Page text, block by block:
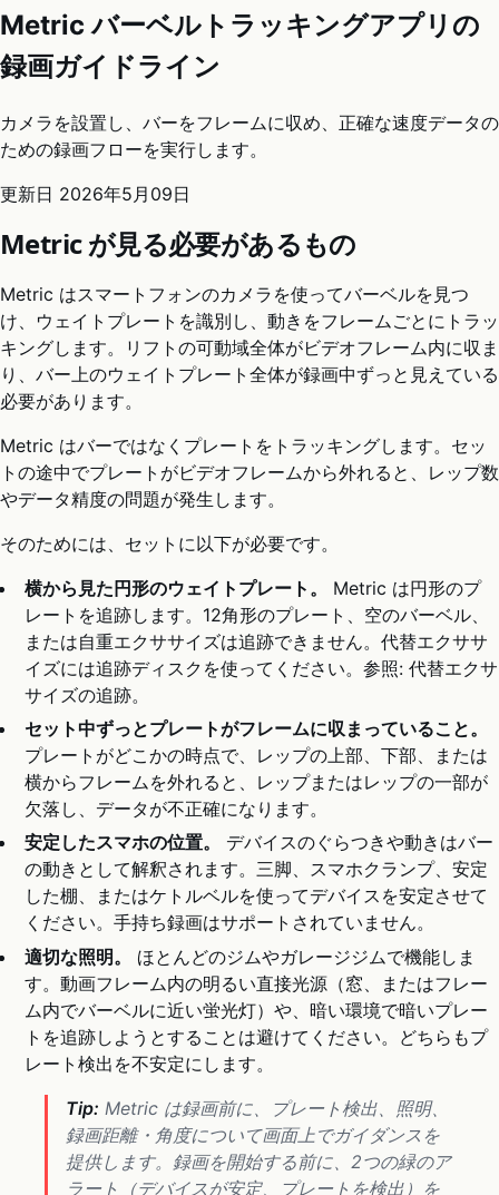
Metric バーベルトラッキングアプリの
録画ガイドライン
カメラを設置し、バーをフレームに収め、正確な速度データの
ための録画フローを実行します。
更新日 2026年5月09日
Metric が見る必要があるもの
Metric はスマートフォンのカメラを使ってバーベルを見つ
け、ウェイトプレートを識別し、動きをフレームごとにトラッ
キングします。リフトの可動域全体がビデオフレーム内に収ま
り、バー上のウェイトプレート全体が録画中ずっと見えている
必要があります。
Metric はバーではなくプレートをトラッキングします。セッ
トの途中でプレートがビデオフレームから外れると、レップ数
やデータ精度の問題が発生します。
そのためには、セットに以下が必要です。
横から見た円形のウェイトプレート。
Metric は円形のプ
レートを追跡します。12角形のプレート、空のバーベル、
または自重エクササイズは追跡できません。代替エクササ
イズには追跡ディスクを使ってください。参照: 代替エクサ
サイズの追跡。
セット中ずっとプレートがフレームに収まっていること。
プレートがどこかの時点で、レップの上部、下部、または
横からフレームを外れると、レップまたはレップの一部が
欠落し、データが不正確になります。
安定したスマホの位置。
デバイスのぐらつきや動きはバー
の動きとして解釈されます。三脚、スマホクランプ、安定
した棚、またはケトルベルを使ってデバイスを安定させて
ください。手持ち録画はサポートされていません。
適切な照明。
ほとんどのジムやガレージジムで機能しま
す。動画フレーム内の明るい直接光源（窓、またはフレー
ム内でバーベルに近い蛍光灯）や、暗い環境で暗いプレー
トを追跡しようとすることは避けてください。どちらもプ
レート検出を不安定にします。
Tip: Metric は録画前に、プレート検出、照明、
録画距離・角度について画面上でガイダンスを
提供します。録画を開始する前に、2つの緑のア
ラート（デバイスが安定、プレートを検出）を